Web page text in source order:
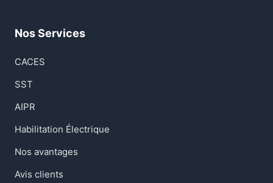
Nos Services
CACES
SST
AIPR
Habilitation Électrique
Nos avantages
Avis clients